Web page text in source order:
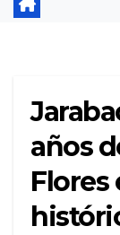
años
Flores